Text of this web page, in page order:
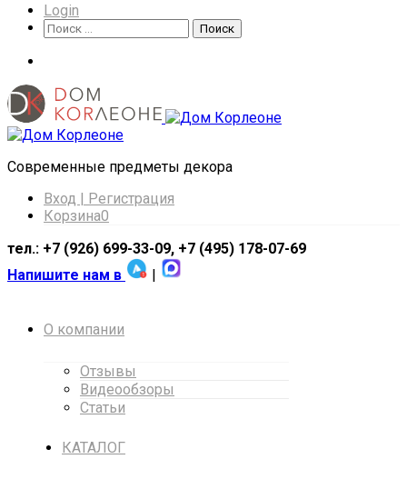
Login
Поиск
Поиск
Cовременные предметы декора
Вход | Регистрация
Корзина0
тел.: +7 (926) 699-33-09, +7 (495) 178-07-69
Напишите нам в
|
О компании
Отзывы
Видеообзоры
Статьи
КАТАЛОГ